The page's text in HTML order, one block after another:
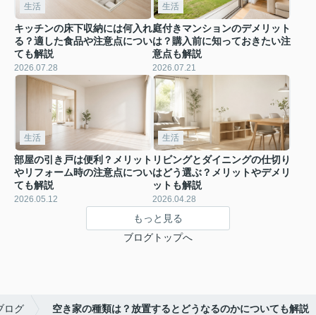
生活
キッチンの床下収納には何入れ
る？適した食品や注意点につい
ても解説
2026.07.28
生活
庭付きマンションのデメリット
は？購入前に知っておきたい注
意点も解説
2026.07.21
生活
部屋の引き戸は便利？メリット
やリフォーム時の注意点につい
ても解説
2026.05.12
生活
リビングとダイニングの仕切り
はどう選ぶ？メリットやデメリ
ットも解説
2026.04.28
もっと見る
ブログトップへ
ログ 空き家の種類は？放置するとどうなるのかについても解説